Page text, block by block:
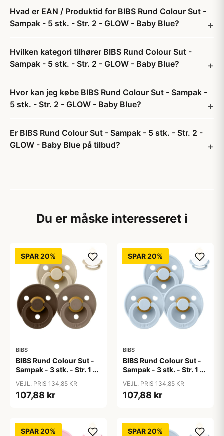
Hvad er EAN / Produktid for BIBS Rund Colour Sut -
Sampak - 5 stk. - Str. 2 - GLOW - Baby Blue?
Hvilken kategori tilhører BIBS Rund Colour Sut -
Sampak - 5 stk. - Str. 2 - GLOW - Baby Blue?
Hvor kan jeg købe BIBS Rund Colour Sut - Sampak -
5 stk. - Str. 2 - GLOW - Baby Blue?
Er BIBS Rund Colour Sut - Sampak - 5 stk. - Str. 2 -
GLOW - Baby Blue på tilbud?
Du er måske interesseret i
SPAR 20%
BIBS
BIBS Rund Colour Sut -
Sampak - 3 stk. - Str. 1 -
VEJL. PRIS 134,85 KR
107,88 kr
SPAR 20%
BIBS
BIBS Rund Colour Sut -
Sampak - 3 stk. - Str. 1 -
VEJL. PRIS 134,85 KR
107,88 kr
SPAR 20% SPAR 20%